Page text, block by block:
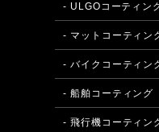
- ULGOコーティン
- マットコーティン
- バイクコーティン
- 船舶コーティング
- 飛行機コーティン